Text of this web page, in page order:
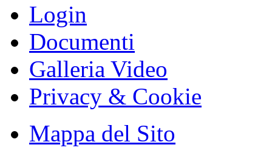
Login
Documenti
Galleria Video
Privacy & Cookie
Mappa del Sito